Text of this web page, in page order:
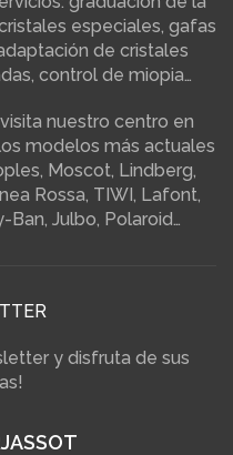
especiales, gafas
de cristales
control de miopia…
nuestro centro en
modelos más actuales
Moscot, Lindberg,
Rossa, TIWI, Lafont,
Ban, Julbo, Polaroid…
y disfruta de sus